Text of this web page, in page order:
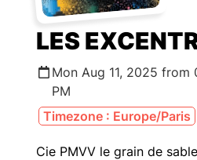
LES
Mon Aug 11, 2025 from
PM
Timezone : Europe/Paris
Cie PMVV le grain de